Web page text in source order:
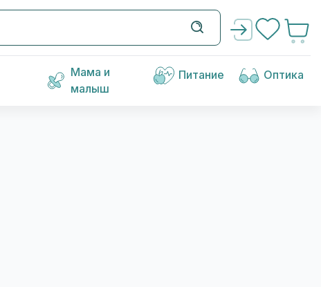
Мама и
малыш
Питание Оптика